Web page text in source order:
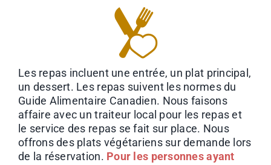
Les repas incluent une entrée, un plat principal,
un dessert. Les repas suivent les normes du
Guide Alimentaire Canadien. Nous faisons
affaire avec un traiteur local pour les repas et
le service des repas se fait sur place. Nous
offrons des plats végétariens sur demande lors
de la réservation. Pour les personnes ayant